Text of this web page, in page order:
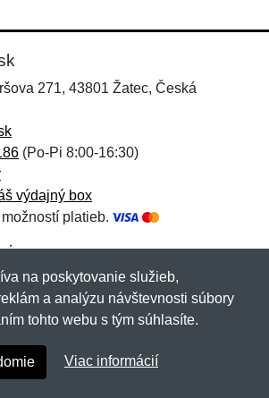
271, 43801 Žatec, Česká
(Po-Pi 8:00-16:30)
výdajný box
platieb.
(19 rokov s vami)Netnakup.sk
vyhradené.
na poskytovanie služieb,
a analýzu návštevnosti súbory
tohto webu s tým súhlasíte.
Viac informácií